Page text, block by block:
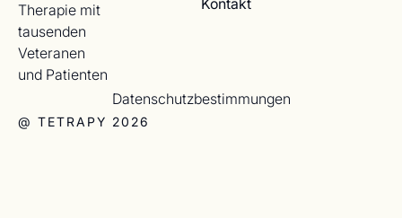
Therapie mit
tausenden
Veteranen
und Patienten
@ TETRAPY 2026
Datenschutzbestimmungen